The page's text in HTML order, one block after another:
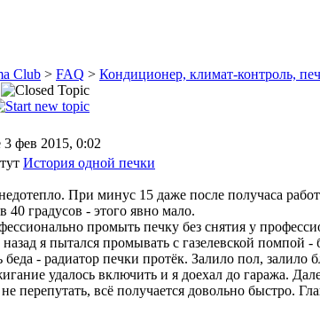
Club > FAQ > Кондиционер, климат-контроль,
3 фев 2015, 0:02
История одной печки
При минус 15 даже после получаса
40 градусов - этого явно мало.
промыть печку без снятия у
назад я пытался промывать с газелевской помпой -
беда - радиатор печки протёк. Залило пол,
удалось включить и я доехал до гаража.
перепутать, всё получается довольно быстро.